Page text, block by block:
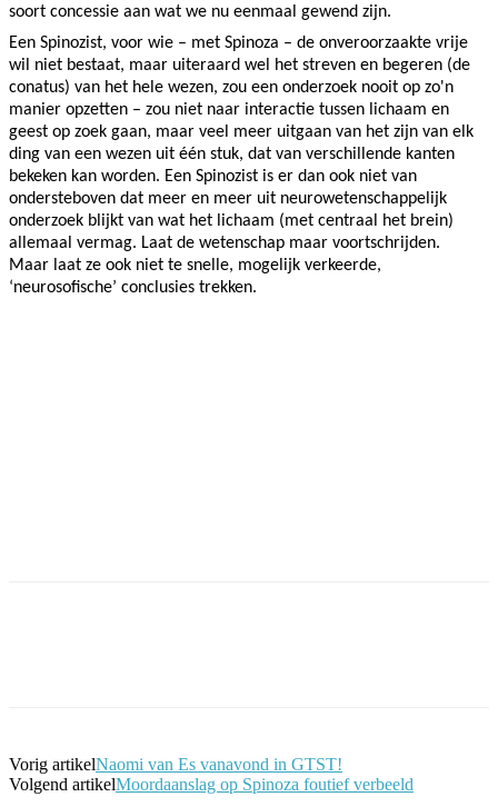
soort concessie aan wat we nu eenmaal gewend zijn.
Een Spinozist, voor wie – met Spinoza – de onveroorzaakte vrije
wil niet bestaat, maar uiteraard wel het streven en begeren (de
conatus) van het hele wezen, zou een onderzoek nooit op zo'n
manier opzetten – zou niet naar interactie tussen lichaam en
geest op zoek gaan, maar veel meer uitgaan van het zijn van elk
ding van een wezen uit één stuk, dat van verschillende kanten
bekeken kan worden. Een Spinozist is er dan ook niet van
ondersteboven dat meer en meer uit neurowetenschappelijk
onderzoek blijkt van wat het lichaam (met centraal het brein)
allemaal vermag. Laat de wetenschap maar voortschrijden.
Maar laat ze ook niet te snelle, mogelijk verkeerde,
‘neurosofische’ conclusies trekken.
Vorig artikelNaomi van Es vanavond in GTST!
Volgend artikelMoordaanslag op Spinoza foutief verbeeld